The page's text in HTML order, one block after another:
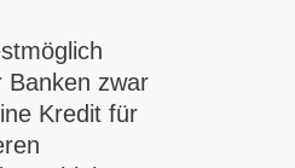
Banken zwar
Kredit für